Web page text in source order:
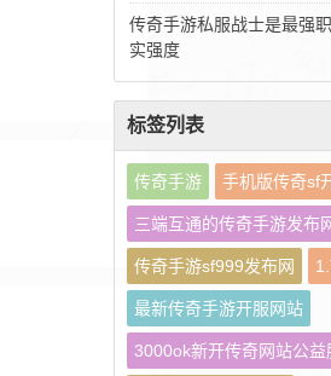
传奇手游私服战士是最强
实强度
标签列表
传奇手游 手机版传奇sf
三端互通的传奇手游发布
传奇手游sf999发布网
最新传奇手游开服网站
3000ok新开传奇网站公益